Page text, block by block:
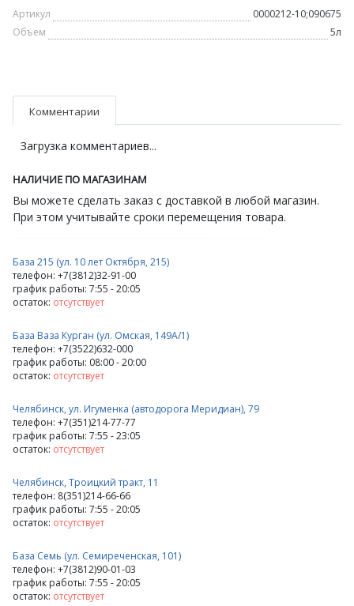
Артикул
0000212-10;090675
Объем
5л
Комментарии
Загрузка комментариев...
НАЛИЧИЕ ПО МАГАЗИНАМ
Вы можете сделать заказ с доставкой в любой магазин.
При этом учитывайте сроки перемещения товара.
База 215 (ул. 10 лет Октября, 215)
телефон: +7(3812)32-91-00
график работы: 7:55 - 20:05
остаток: отсутствует
База Ваза Курган (ул. Омская, 149А/1)
телефон: +7(3522)632-000
график работы: 08:00 - 20:00
остаток: отсутствует
Челябинск, ул. Игуменка (автодорога Меридиан), 79
телефон: +7(351)214-77-77
график работы: 7:55 - 23:05
остаток: отсутствует
Челябинск, Троицкий тракт, 11
телефон: 8(351)214-66-66
график работы: 7:55 - 20:05
остаток: отсутствует
База Семь (ул. Семиреченская, 101)
телефон: +7(3812)90-01-03
график работы: 7:55 - 20:05
остаток: отсутствует